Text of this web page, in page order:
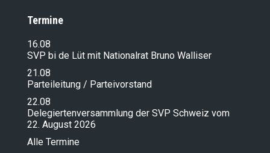
Termine
16.08
SVP bi de Lüt mit Nationalrat Bruno Walliser
21.08
Parteileitung / Parteivorstand
22.08
Delegiertenversammlung der SVP Schweiz vom
22. August 2026
Alle Termine